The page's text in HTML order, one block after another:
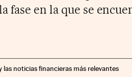
fase en la que se
las noticias financieras más relevantes